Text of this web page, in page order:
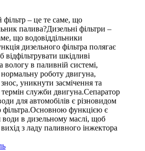
фільтр – це те саме, що
палива?Дизельні фільтри –
що водовіддільники
дизельного фільтра полягає
відфільтрувати шкідливі
вологу в паливній системі,
роботу двигуна,
уникнути засмічення та
термін служби двигуна.Сепаратор
для автомобілів є різновидом
фільтра.Основною функцією є
води в дизельному маслі, щоб
з ладу паливного інжектора